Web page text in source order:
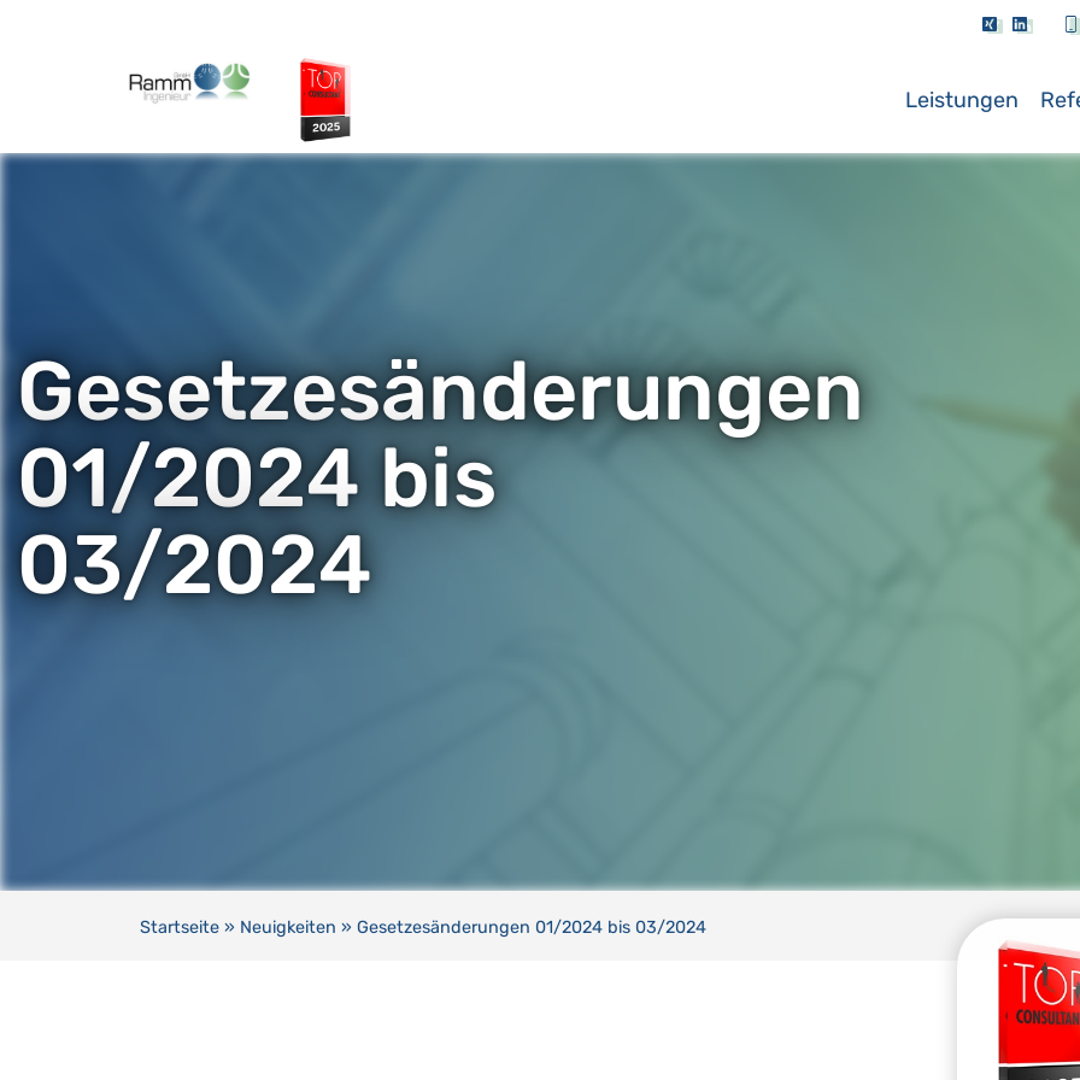
Leistungen
Gesetzesänderungen
01/2024 bis
03/2024
Startseite» Neuigkeiten » Gesetzesänderungen 01/2024 bis 03/2024